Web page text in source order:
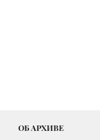
ОБ АРХИВЕ